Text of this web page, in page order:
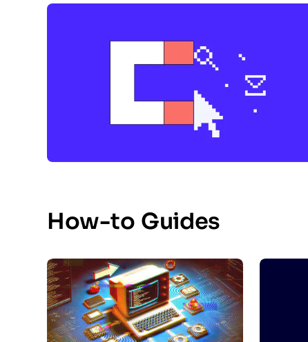
How-to Guides